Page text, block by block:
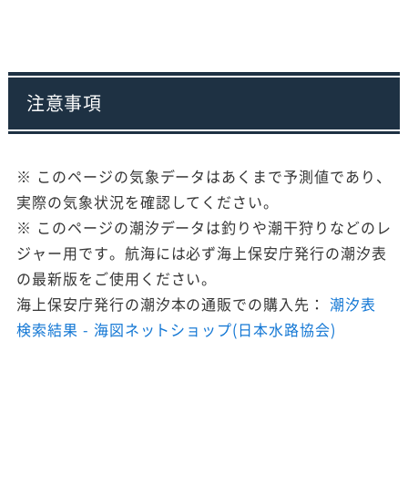
注意事項
※ このページの気象データはあくまで予測値であり、
実際の気象状況を確認してください。
※ このページの潮汐データは釣りや潮干狩りなどのレ
ジャー用です。航海には必ず海上保安庁発行の潮汐表
の最新版をご使用ください。
海上保安庁発行の潮汐本の通販での購入先：潮汐表
検索結果 - 海図ネットショップ(日本水路協会)